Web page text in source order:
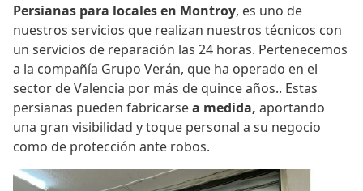
Persianas para locales en Montroy, es uno de
nuestros servicios que realizan nuestros técnicos con
un servicios de reparación las 24 horas. Pertenecemos
a la compañía Grupo Verán, que ha operado en el
sector de Valencia por más de quince años.. Estas
persianas pueden fabricarsea medida, aportando
una gran visibilidad y toque personal a su negocio
como de protección ante robos.